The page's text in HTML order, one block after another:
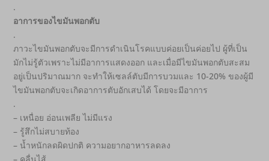
.
อาการของไขมันพอกตับ
.
ภาวะไขมันพอกตับจะมีการดำเนินโรคแบบค่อยเป็นค่อยไป ผู้ที่เป็น
มักไม่รู้ตัวเพราะไม่มีอาการแสดงออก และเมื่อมีไขมันพอกตับสะสม
อยู่เป็นปริมาณมาก จะทำให้เซลล์ตับมีการบวมและ 10-20% ของผู้มี
ไขมันพอกตับจะเกิดอาการตับอักเสบได้ โดยจะมีอาการ
.
– เหนื่อย อ่อนเพลีย ไม่มีแรง
– รู้สึกไม่สบายท้อง
– น้ำหนักลดผิดปกติ ความอยากอาหารลดลง